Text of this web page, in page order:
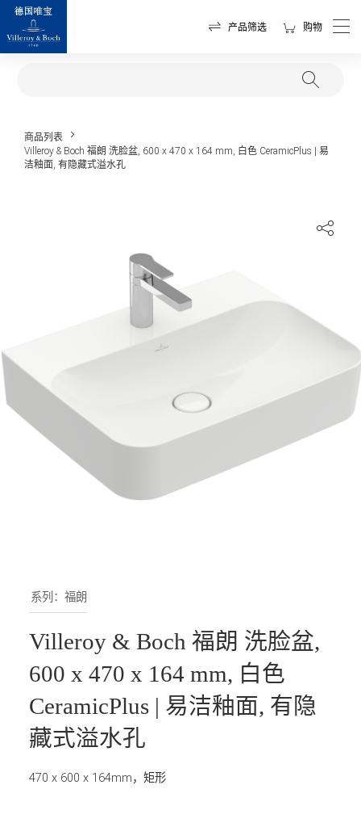
产品筛选 购物
商品列表
Villeroy & Boch 福朗 洗脸盆, 600 x 470 x 164 mm, 白色 CeramicPlus | 易
洁釉面, 有隐藏式溢水孔
系列：福朗
Villeroy & Boch 福朗 洗脸盆,
600 x 470 x 164 mm, 白色
CeramicPlus | 易洁釉面, 有隐
藏式溢水孔
470 x 600 x 164mm，矩形